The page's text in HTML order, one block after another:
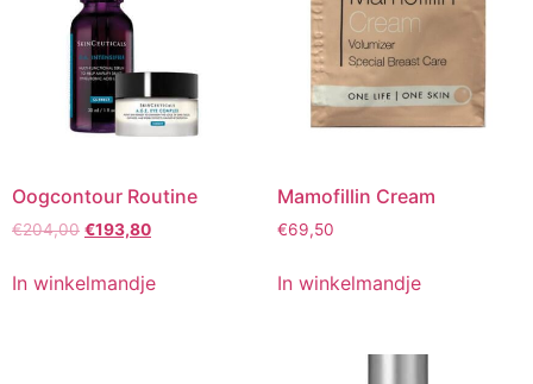
Oogcontour Routine
€204,00 Oorspronkelijke
was:
€204,00.
€193,80Huidige
is:
In winkelmandje
Mamofillin Cream
€69,50
In winkelmandje